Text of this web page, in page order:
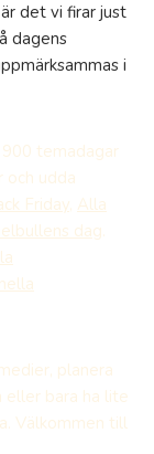
det vi firar just
dagens
i
temadagar
och udda
Friday, Alla
dag.
planera
eller bara ha lite
Välkommen till